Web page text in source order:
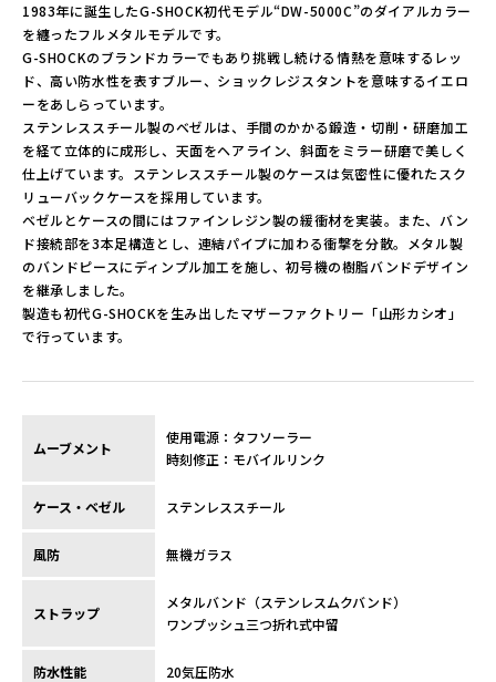
1983年に誕生したG-SHOCK初代モデル“DW-5000C”のダイアルカラー
を纏ったフルメタルモデルです。
G-SHOCKのブランドカラーでもあり挑戦し続ける情熱を意味するレッ
ド、高い防水性を表すブルー、ショックレジスタントを意味するイエロ
ーをあしらっています。
ステンレススチール製のベゼルは、手間のかかる鍛造・切削・研磨加工
を経て立体的に成形し、天面をヘアライン、斜面をミラー研磨で美しく
仕上げています。ステンレススチール製のケースは気密性に優れたスク
リューバックケースを採用しています。
ベゼルとケースの間にはファインレジン製の緩衝材を実装。また、バン
ド接続部を3本足構造とし、連結パイプに加わる衝撃を分散。メタル製
のバンドピースにディンプル加工を施し、初号機の樹脂バンドデザイン
を継承しました。
製造も初代G-SHOCKを生み出したマザーファクトリー「山形カシオ」
で行っています。
ムーブメント
使用電源：タフソーラー
時刻修正：モバイルリンク
ケース・ベゼル ステンレススチール
風防 無機ガラス
ストラップ
メタルバンド（ステンレスムクバンド）
ワンプッシュ三つ折れ式中留
防水性能 20気圧防水